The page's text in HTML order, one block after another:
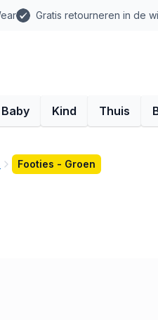
Gratis retourneren in de
Baby Kind Thuis
Footies - Groen